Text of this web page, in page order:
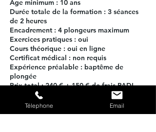
Âge minimum : 10 ans
Durée totale de la formation : 3 séances
de 2 heures
Encadrement : 4 plongeurs maximum
Exercices pratiques : oui
Cours théorique : oui en ligne
Certificat médical : non requis
Expérience préalable : baptême de
plongée
Prix total : 240 € + 150 € de frais PADI
(théorie + certification)
Télephone Email